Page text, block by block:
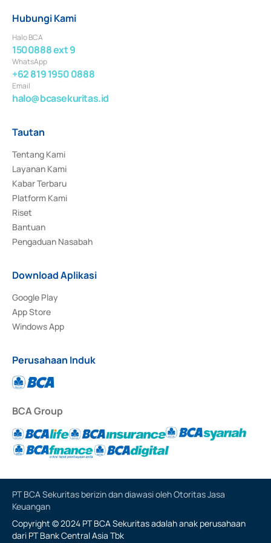
Hubungi Kami
Halo BCA
1500888 ext 9
WhatsApp
+62 819 1950 0888
Email
halo@bcasekuritas.id
Tautan
Tentang Kami
Layanan Kami
Kabar Terbaru
Platform Kami
Riset
Bantuan
Pengaduan Nasabah
Download Aplikasi
Google Play
App Store
Windows App
Perusahaan Induk
BCA Group
PT BCA Sekuritas berizin dan diawasi oleh Otoritas Jasa
Keuangan
Copyright © 2024 PT BCA Sekuritas adalah anak perusahaan
dari PT Bank Central Asia Tbk